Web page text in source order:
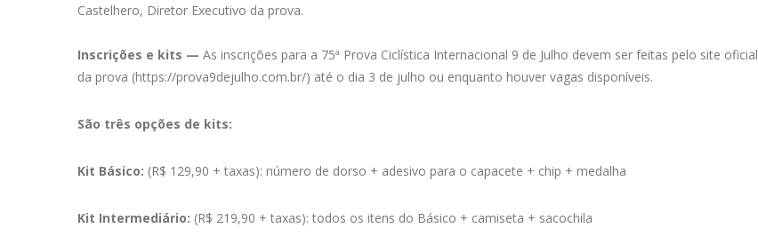
Castelhero, Diretor Executivo da prova.
Inscrições e kits — As inscrições para a 75ª Prova Ciclística Internacional 9 de Julho devem ser feitas pelo site oficial
da prova (https://prova9dejulho.com.br/) até o dia 3 de julho ou enquanto houver vagas disponíveis.
São três opções de kits:
Kit Básico: (R$ 129,90 + taxas): número de dorso + adesivo para o capacete + chip + medalha
Kit Intermediário: (R$ 219,90 + taxas): todos os itens do Básico + camiseta + sacochila